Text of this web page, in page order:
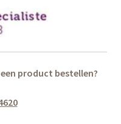
product bestellen?